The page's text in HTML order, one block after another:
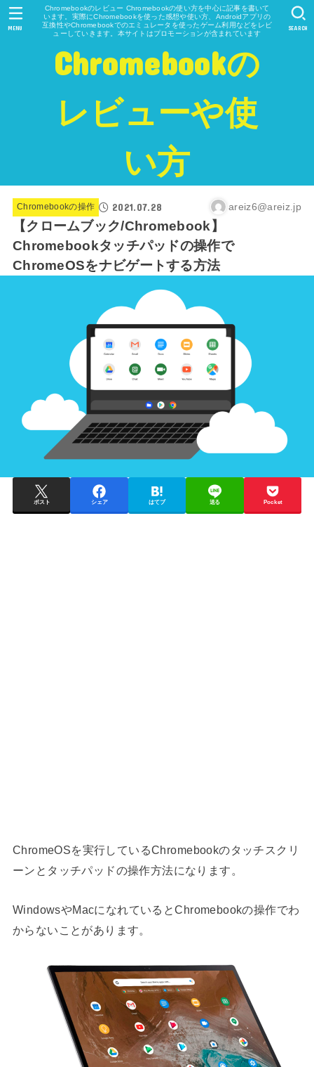
Chromebookのレビュー Chromebookの使い方を中心に記事を書いて
います。実際にChromebookを使った感想や使い方、Androidアプリの
互換性やChromebookでのエミュレータを使ったゲーム利用などをレビ
ューしていきます。本サイトはプロモーションが含まれています
Chromebookの
レビューや使
い方
SEARCH
MENU
Chromebookの操作 2021.07.28 areiz6@areiz.jp
【クロームブック/Chromebook】
Chromebookタッチパッドの操作で
ChromeOSをナビゲートする方法
ポスト シェア はてブ 送る Pocket
ChromeOSを実行しているChromebookのタッチスクリ
ーンとタッチパッドの操作方法になります。
WindowsやMacになれているとChromebookの操作でわ
からないことがあります。